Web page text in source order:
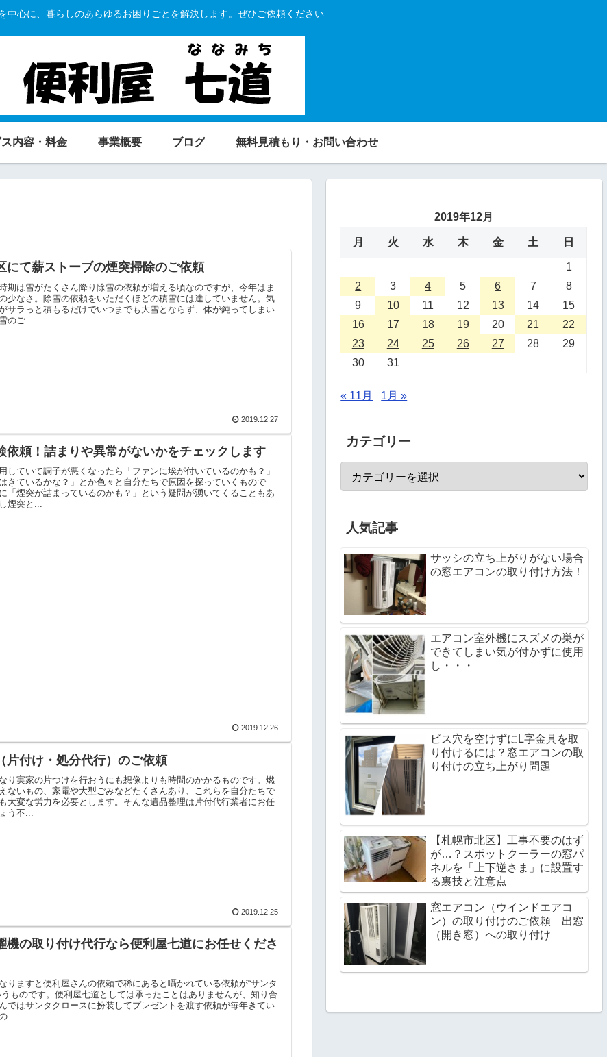
中心に、暮らしのあらゆるお困りごとを解決します。ぜひご依頼ください
内容・料金 事業概要 ブログ 無料見積もり・お問い合わせ
にて薪ストーブの煙突掃除のご依頼
期は雪がたくさん降り除雪の依頼が増える頃なのですが、今年はま
少なさ。除雪の依頼をいただくほどの積雪には達していません。気
サラっと積もるだけでいつまでも大雪とならず、体が鈍ってしまい
のご...
2019.12.27
依頼！詰まりや異常がないかをチェックします
していて調子が悪くなったら「ファンに埃が付いているのかも？」
きているかな？」とか色々と自分たちで原因を探っていくもので
「煙突が詰まっているのかも？」という疑問が湧いてくることもあ
煙突と...
2019.12.26
片付け・処分代行）のご依頼
り実家の片つけを行おうにも想像よりも時間のかかるものです。燃
ないもの、家電や大型ごみなどたくさんあり、これらを自分たちで
大変な労力を必要とします。そんな遺品整理は片付代行業者にお任
う不...
2019.12.25
機の取り付け代行なら便利屋七道にお任せくださ
りますと便利屋さんの依頼で稀にあると囁かれている依頼が“サンタ
うものです。便利屋七道としては承ったことはありませんが、知り合
ではサンタクロースに扮装してプレゼントを渡す依頼が毎年きてい
...
2019年12月
月 火 水 木 金 土 日
1
2
3 4 5 6 7
8
9
10 11 12 13 14
15
16
17 18 19 20 21
22
23
24 25 26 27 28
29
30
31
« 11月 1月 »
カテゴリー
人気記事
サッシの立ち上がりがない場合
の窓エアコンの取り付け方法！
エアコン室外機にスズメの巣が
できてしまい気が付かずに使用
し・・・
ビス穴を空けずにL字金具を取
り付けるには？窓エアコンの取
り付けの立ち上がり問題
【札幌市北区】工事不要のはず
が…？スポットクーラーの窓パ
ネルを「上下逆さま」に設置す
る裏技と注意点
窓エアコン（ウインドエアコ
ン）の取り付けのご依頼 出窓
（開き窓）への取り付け